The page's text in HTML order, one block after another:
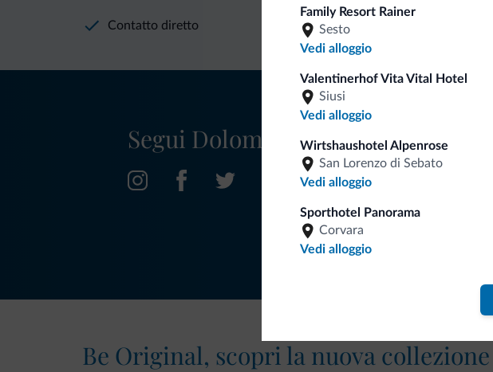
Family Resort Rainer
Sesto
Vedi alloggio
Valentinerhof Vita Vital Hotel
Siusi
Vedi alloggio
Wirtshaushotel Alpenrose
San Lorenzo di Sebato
Vedi alloggio
Sporthotel Panorama
Corvara
Vedi alloggio
Contatto diretto
Segui Dolomiti.it
Be Original, scopri la nuova collezione